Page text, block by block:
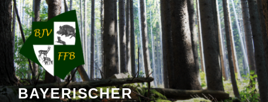
Zum
Inhalt
springen
BAYERISCHER